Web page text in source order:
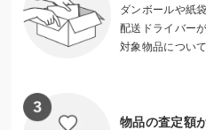
特別な体験では「こんなん初め
が見られ、子どもたちの明日
ていきます。
ていただきます。
ダンボールや紙
配送ドライバー
対象物品につい
物品の査定額